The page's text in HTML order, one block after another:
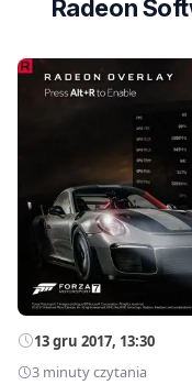
Radeon
13 gru 2017, 13:30
3 minuty czytania